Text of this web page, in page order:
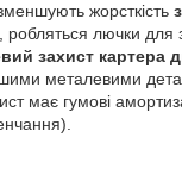
жорсткість
, робляться лючки для
захист картера
металевими
має гумові